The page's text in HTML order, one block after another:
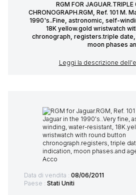
RGM FOR JAGUAR.TRIPLE
CHRONOGRAPH.RGM, Ref. 101 M.
1990's..Fine, astronomic, self-
18K yellow.gold wristwatch
chronograph, registers.triple
moon phases an
Leggi la descrizione
Data di vendita : 08/06/2011
Paese : Stati Uniti